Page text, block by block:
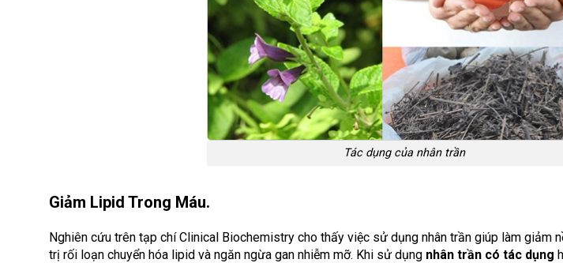
Tác dụng của nhân trần
Giảm Lipid Trong Máu.
Nghiên cứu trên tạp chí Clinical Biochemistry cho thấy việc sử dụng nhân trần giúp làm giảm
trị rối loạn chuyển hóa lipid và ngăn ngừa gan nhiễm mỡ. Khi sử dụng nhân trần có tác dụng